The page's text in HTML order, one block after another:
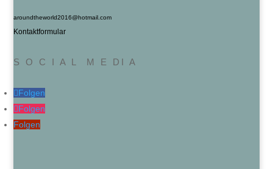
aroundtheworld2016@hotmail.com
Kontaktformular
S O C I A L M E DI A
Folgen
Folgen
Folgen